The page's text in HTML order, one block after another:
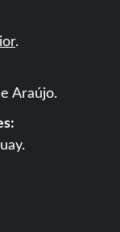
.
Araújo.